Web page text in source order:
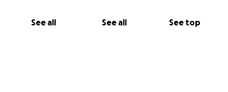
See all See all See top